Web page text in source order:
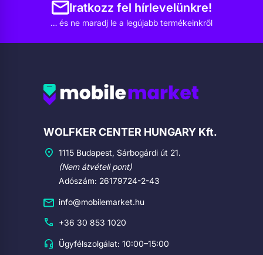
Iratkozz fel hírlevelünkre!
… és ne maradj le a legújabb termékeinkről
Cégadatok
WOLFKER CENTER HUNGARY Kft.
1115 Budapest, Sárbogárdi út 21.
(Nem átvételi pont)
Adószám: 26179724-2-43
info@mobilemarket.hu
+36 30 853 1020
Ügyfélszolgálat: 10:00–15:00